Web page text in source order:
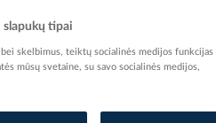
kodas
504585
slapukų tipai
skelbimus, teiktų socialinės medijos funkcijas
mūsų svetaine, su savo socialinės medijos,